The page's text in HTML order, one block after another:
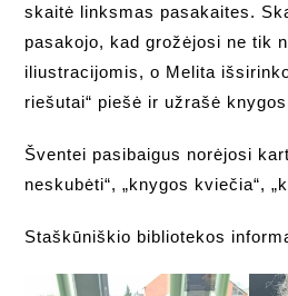
skaitė linksmas pasakaites.
pasakojo, kad grožėjosi ne tik
iliustracijomis, o Melita
riešutai“ piešė ir užrašė
Šventei pasibaigus norėjosi
neskubėti“, „knygos kviečia“,
Staškūniškio bibliotekos